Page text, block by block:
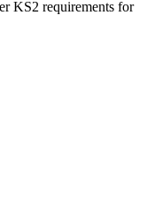
KS2 requirements for